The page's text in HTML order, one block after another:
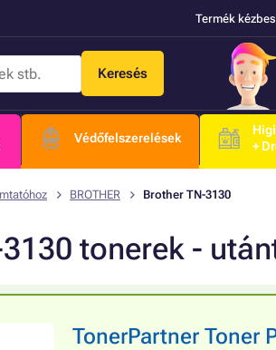
Termék
Keresés
Védőfelszerelések
+
BROTHER Brother TN-3130
tonerek -
TonerPartner Toner